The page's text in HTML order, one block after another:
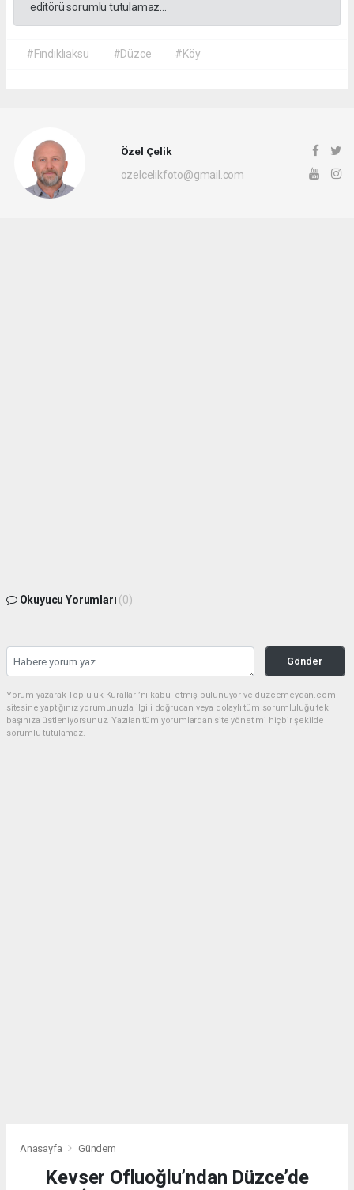
editörü sorumlu tutulamaz...
#Fındıklıaksu #Düzce #Köy
Özel Çelik
ozelcelikfoto@gmail.com
Okuyucu Yorumları (0)
Gönder
Yorum yazarak Topluluk Kuralları’nı kabul etmiş bulunuyor ve duzcemeydan.com
sitesine yaptığınız yorumunuzla ilgili doğrudan veya dolaylı tüm sorumluluğu tek
başınıza üstleniyorsunuz. Yazılan tüm yorumlardan site yönetimi hiçbir şekilde
sorumlu tutulamaz.
Anasayfa Gündem
Kevser Ofluoğlu’ndan Düzce’de